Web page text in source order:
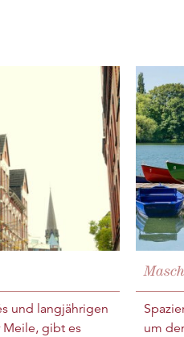
und langjährigen
Meile, gibt es
um